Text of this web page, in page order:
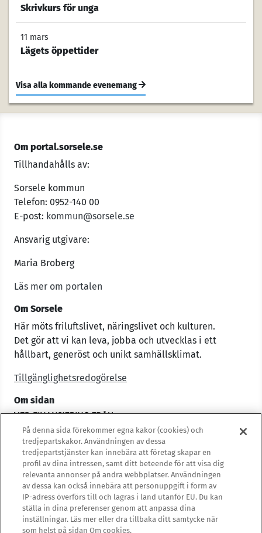
Skrivkurs för unga
11 mars
Lägets öppettider
Visa alla kommande evenemang
Om portal.sorsele.se
Tillhandahålls av:
Sorsele kommun
Telefon: 0952-140 00
E-post: kommun@sorsele.se
Ansvarig utgivare:
Maria Broberg
Läs mer om portalen
Om Sorsele
Här möts friluftslivet, näringslivet och kulturen.
Det gör att vi kan leva, jobba och utvecklas i ett
hållbart, generöst och unikt samhällsklimat.
Tillgänglighetsredogörelse
Om sidan
På denna sida förekommer egna kakor (cookies) och
tredjepartskakor. Användningen av dessa
tredjepartstjänster kan innebära att företag skapar en
profil av dina intressen, samt ditt beteende för att visa dig
relevanta annonser på andra webbplatser. Användningen
av dessa kan också innebära att personuppgift i form av
IP-adress överförs till och lagras i land utanför EU. Du kan
ställa in dina preferenser genom att anpassa dina
inställningar. Läs mer eller dra tillbaka ditt samtycke när
som helst på sidan Om cookies.